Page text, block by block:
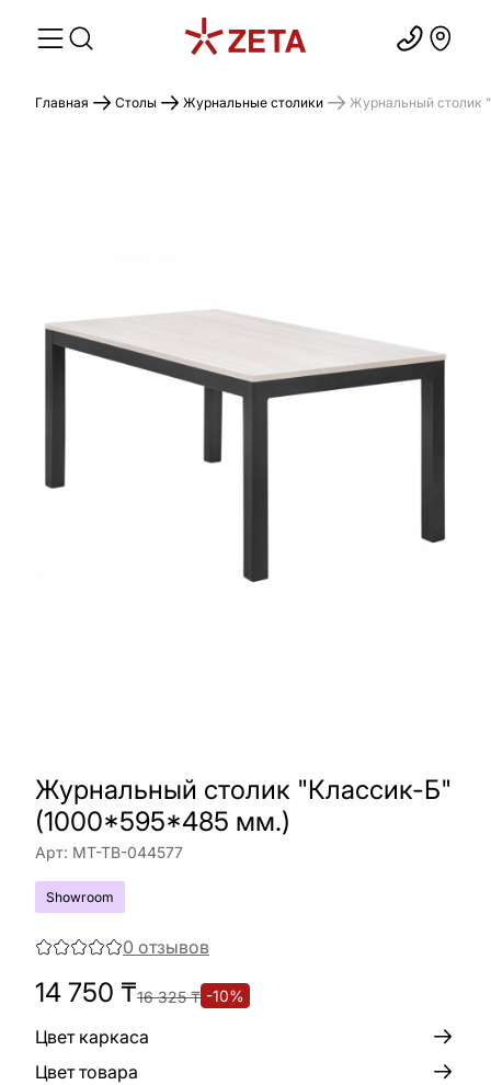
Главная Столы Журнальные столики Журнальный столик
Журнальный столик "Классик-Б"
(1000*595*485 мм.)
Арт: МТ-ТВ-044577
Showroom
0 отзывов
14 750 ₸16 325₸ -10%
Цвет каркаса
Цвет товара